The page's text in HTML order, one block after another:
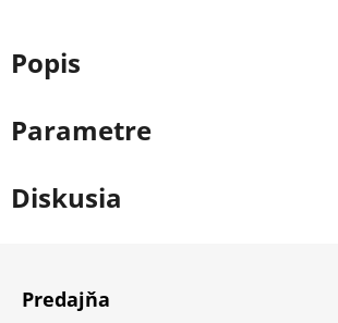
Popis
Parametre
Diskusia
Predajňa